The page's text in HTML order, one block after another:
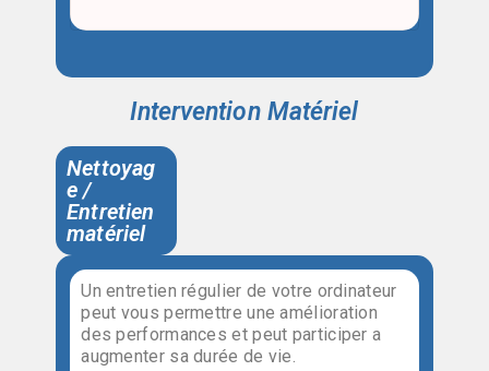
Intervention Matériel
Nettoyag
e /
Entretien
matériel
Un entretien régulier de votre ordinateur
peut vous permettre une amélioration
des performances et peut participer a
augmenter sa durée de vie.